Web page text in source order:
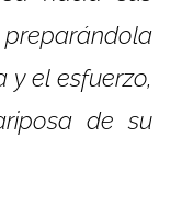
y el esfuerzo,
de su